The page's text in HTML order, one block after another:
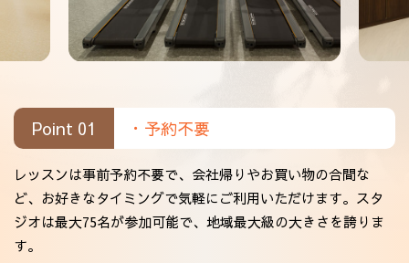
Point 01 ・予約不要
レッスンは事前予約不要で、会社帰りやお買い物の合間な
ど、お好きなタイミングで気軽にご利用いただけます。スタ
ジオは最大75名が参加可能で、地域最大級の大きさを誇りま
す。